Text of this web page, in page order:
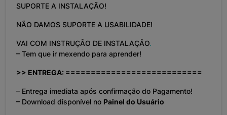
SUPORTE A INSTALAÇÃO!
NÃO DAMOS SUPORTE A USABILIDADE!
VAI COM INSTRUÇÂO DE INSTALAÇÂO.
– Tem que ir mexendo para aprender!
>> ENTREGA: ===========================
– Entrega imediata após confirmação do Pagamento!
– Download disponível no Painel do Usuário